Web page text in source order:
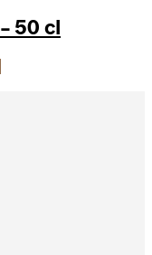
50 cl